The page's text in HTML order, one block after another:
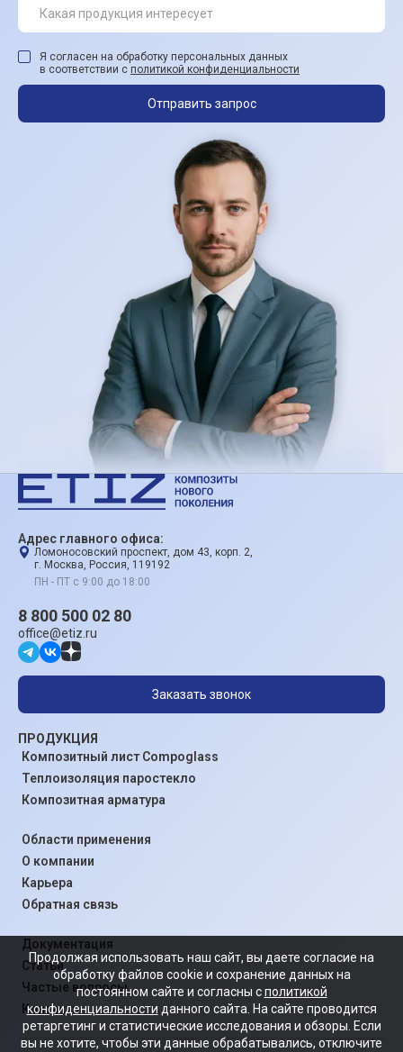
Я согласен на обработку персональных данных
в соответствии с политикой конфиденциальности
Отправить запрос
Адрес главного офиса:
Ломоносовский проспект, дом 43, корп. 2,
г. Москва, Россия, 119192
ПН - ПТ с 9:00 до 18:00
ПРОДУКЦИЯ
Композитный лист Compoglass
Теплоизоляция паростекло
Композитная арматура
Области применения
О компании
Карьера
Обратная связь
Документация
Статьи
Частые вопросы
Контакты
8 800 500 02 80
office@etiz.ru
Заказать звонок
Продолжая использовать наш сайт, вы даете согласие на
обработку файлов cookie и сохранение данных на
постоянном сайте и согласны сполитикой
конфиденциальности данного сайта. На сайте проводится
ретаргетинг и статистические исследования и обзоры. Если
вы не хотите, чтобы эти данные обрабатывались, отключите